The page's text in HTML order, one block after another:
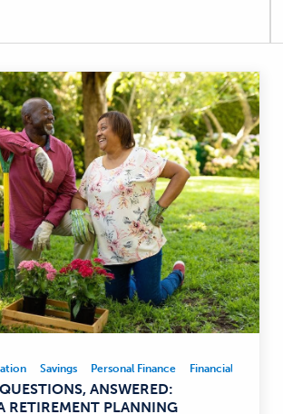
Savings Personal Finance Financial
ANSWERED:
RETIREMENT PLANNING